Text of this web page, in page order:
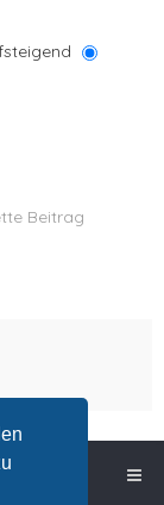
Beitrag